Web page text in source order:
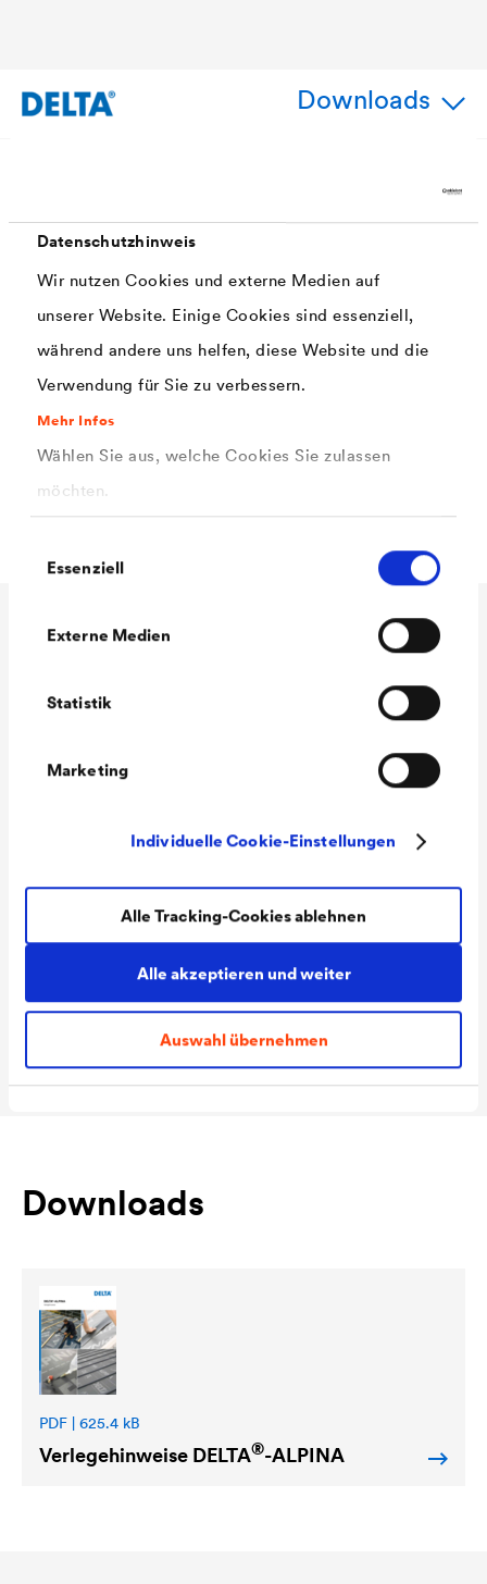
Datenschutzhinweis
Wir nutzen Cookies und externe Medien auf
unserer Website. Einige Cookies sind essenziell,
während andere uns helfen, diese Website und die
Verwendung für Sie zu verbessern.
Mehr Infos
Wählen Sie aus, welche Cookies Sie zulassen
möchten.
Essenziell
Externe Medien
Statistik
Marketing
Individuelle Cookie-Einstellungen
Alle akzeptieren und weiter
Auswahl übernehmen
Alle Tracking-Cookies ablehnen
Downloads
Anwendung
DieDELTA®-PINSELFLASCHE ermöglicht eine
gleichmäßige und schnelle Benetzung der zu
verschweißenden Nähte beiDELTA ®-ALPINA.
Unmittelbar nach dem Auftragen die Naht mit einer
Anpressrolle andrücken!
Weitere Informationen erhalten Sie in denDELTA
ALPINA Verlegehinweisen
Technische Daten
PINSELFLASCHE
Verpackungseinhei
Einzelflasche
PINSELFLASCHEN
Verpackungseinhei
10 Stück / Karton
Downloads
PDF | 625.4 kB
Verlegehinweise DELTA®-ALPINA